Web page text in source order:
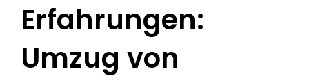
Erfahrungen:
Umzug von